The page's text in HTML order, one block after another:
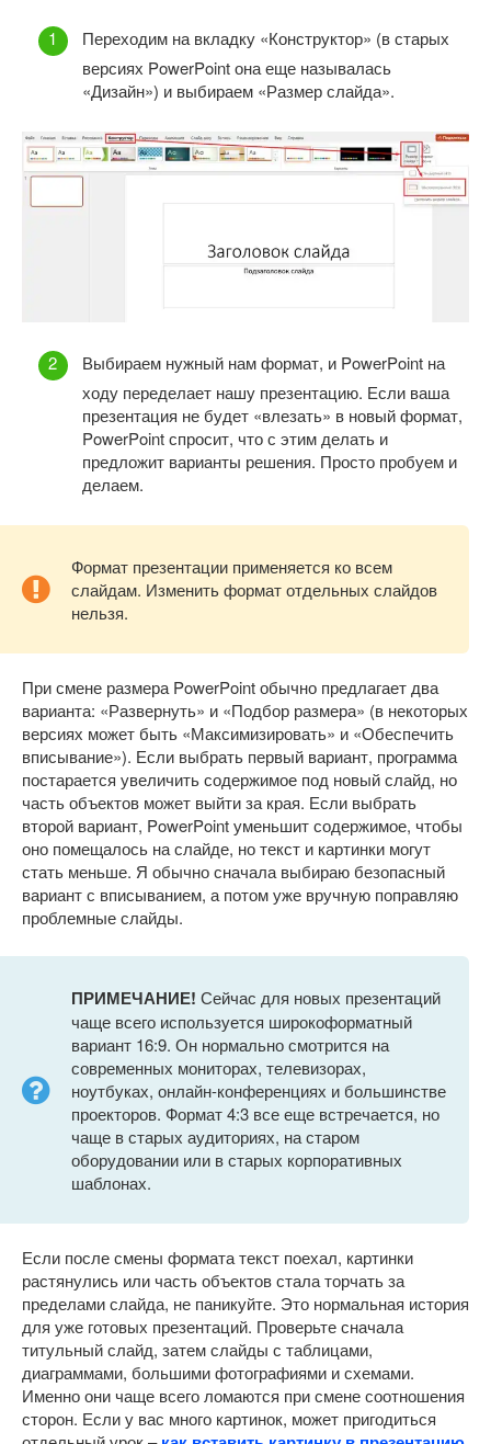
Переходим на вкладку «Конструктор» (в старых
версиях PowerPoint она еще называлась
«Дизайн») и выбираем «Размер слайда».
Выбираем нужный нам формат, и PowerPoint на
ходу переделает нашу презентацию. Если ваша
презентация не будет «влезать» в новый формат,
PowerPoint спросит, что с этим делать и
предложит варианты решения. Просто пробуем и
делаем.
Формат презентации применяется ко всем
слайдам. Изменить формат отдельных слайдов
нельзя.
При смене размера PowerPoint обычно предлагает два
варианта: «Развернуть» и «Подбор размера» (в некоторых
версиях может быть «Максимизировать» и «Обеспечить
вписывание»). Если выбрать первый вариант, программа
постарается увеличить содержимое под новый слайд, но
часть объектов может выйти за края. Если выбрать
второй вариант, PowerPoint уменьшит содержимое, чтобы
оно помещалось на слайде, но текст и картинки могут
стать меньше. Я обычно сначала выбираю безопасный
вариант с вписыванием, а потом уже вручную поправляю
проблемные слайды.
ПРИМЕЧАНИЕ! Сейчас для новых презентаций
чаще всего используется широкоформатный
вариант 16:9. Он нормально смотрится на
современных мониторах, телевизорах,
ноутбуках, онлайн-конференциях и большинстве
проекторов. Формат 4:3 все еще встречается, но
чаще в старых аудиториях, на старом
оборудовании или в старых корпоративных
шаблонах.
Если после смены формата текст поехал, картинки
растянулись или часть объектов стала торчать за
пределами слайда, не паникуйте. Это нормальная история
для уже готовых презентаций. Проверьте сначала
титульный слайд, затем слайды с таблицами,
диаграммами, большими фотографиями и схемами.
Именно они чаще всего ломаются при смене соотношения
сторон. Если у вас много картинок, может пригодиться